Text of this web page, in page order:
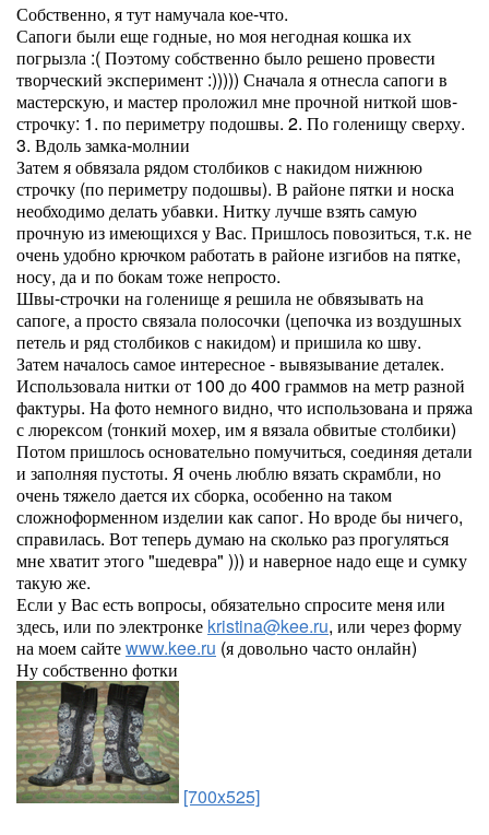
Собственно, я тут намучала кое-что.
Сапоги были еще годные, но моя негодная кошка их
погрызла :( Поэтому собственно было решено провести
творческий эксперимент :))))) Сначала я отнесла сапоги в
мастерскую, и мастер проложил мне прочной ниткой шов-
строчку: 1. по периметру подошвы. 2. По голенищу сверху.
3. Вдоль замка-молнии
Затем я обвязала рядом столбиков с накидом нижнюю
строчку (по периметру подошвы). В районе пятки и носка
необходимо делать убавки. Нитку лучше взять самую
прочную из имеющихся у Вас. Пришлось повозиться, т.к. не
очень удобно крючком работать в районе изгибов на пятке,
носу, да и по бокам тоже непросто.
Швы-строчки на голенище я решила не обвязывать на
сапоге, а просто связала полосочки (цепочка из воздушных
петель и ряд столбиков с накидом) и пришила ко шву.
Затем началось самое интересное - вывязывание деталек.
Использовала нитки от 100 до 400 граммов на метр разной
фактуры. На фото немного видно, что использована и пряжа
с люрексом (тонкий мохер, им я вязала обвитые столбики)
Потом пришлось основательно помучиться, соединяя детали
и заполняя пустоты. Я очень люблю вязать скрамбли, но
очень тяжело дается их сборка, особенно на таком
сложноформенном изделии как сапог. Но вроде бы ничего,
справилась. Вот теперь думаю на сколько раз прогуляться
мне хватит этого "шедевра" ))) и наверное надо еще и сумку
такую же.
Если у Вас есть вопросы, обязательно спросите меня или
здесь, или по электронке kristina@kee.ru, или через форму
на моем сайтеwww.kee.ru (я довольно часто онлайн)
Ну собственно фотки
[700x525]